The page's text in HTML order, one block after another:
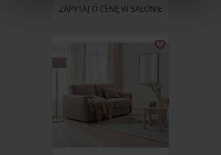
Wykorzystujemy pliki cookie do spersonalizowania treści
korzystasz z naszej witryny, udostępniamy partnerom
otrzymanymi od Ciebie lub uzyskanymi podczas
korzystania z ich usług.
ZAPYTAJ O CENĘ W SALONIE